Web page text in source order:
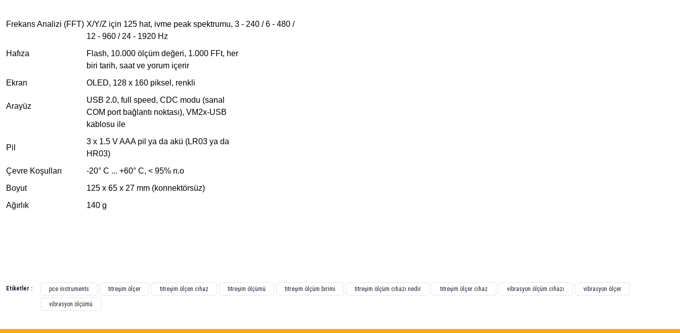
Frekans Analizi (FFT) X/Y/Z için 125 hat, ivme peak spektrumu, 3 - 240 / 6 - 480 /
12 - 960 / 24 - 1920 Hz
Hafıza
Flash, 10.000 ölçüm değeri, 1.000 FFt, her
biri tarih, saat ve yorum içerir
Ekran
OLED, 128 x 160 piksel, renkli
Arayüz
USB 2.0, full speed, CDC modu (sanal
COM port bağlantı noktası), VM2x-USB
kablosu ile
Pil
3 x 1.5 V AAA pil ya da akü (LR03 ya da
HR03)
Çevre Koşulları
-20° C ... +60° C, < 95% n.o
Boyut
125 x 65 x 27 mm (konnektörsüz)
Ağırlık
140 g
Görüş ve önerileriniz için teşekkür ederiz.
Ürün resmi kalitesiz, bozuk veya görüntülenemiyor.
Etiketler : pce instruments titreşim ölçer titreşim ölçen cihaz titreşim ölçümü titreşim ölçüm birimi titreşim ölçüm cihazı nedir titreşim ölçer cihaz vibrasyon ölçüm cihazı vibrasyon ölçer
vibrasyon ölçümü